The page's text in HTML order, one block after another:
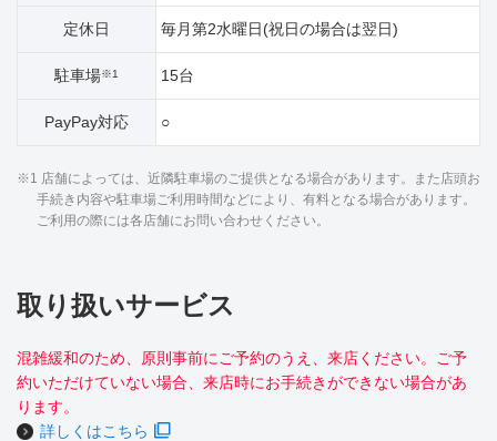
定休日 毎月第2水曜日(祝日の場合は翌日)
駐車場※1 15台
PayPay対応 ○
※1 店舗によっては、近隣駐車場のご提供となる場合があります。また店頭お
手続き内容や駐車場ご利用時間などにより、有料となる場合があります。
ご利用の際には各店舗にお問い合わせください。
取り扱いサービス
混雑緩和のため、原則事前にご予約のうえ、来店ください。ご予
約いただけていない場合、来店時にお手続きができない場合があ
ります。
詳しくはこちら